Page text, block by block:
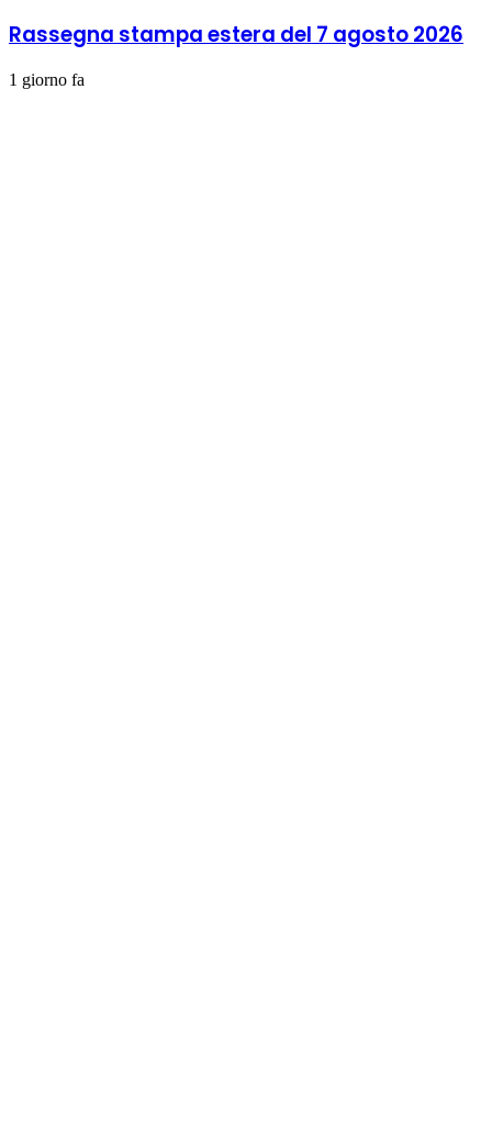
Rassegna stampa estera del 7 agosto 2026
1 giorno fa